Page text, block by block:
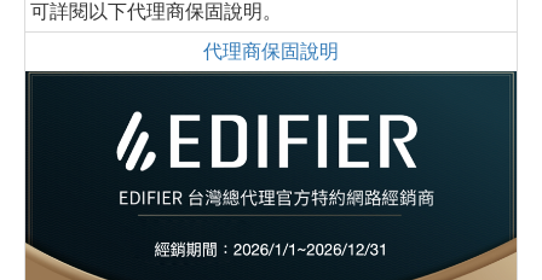
可詳閱以下代理商保固說明。
代理商保固說明